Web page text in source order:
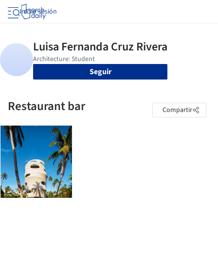
Iniciar sesión
Seguir
Restaurant bar Compartir